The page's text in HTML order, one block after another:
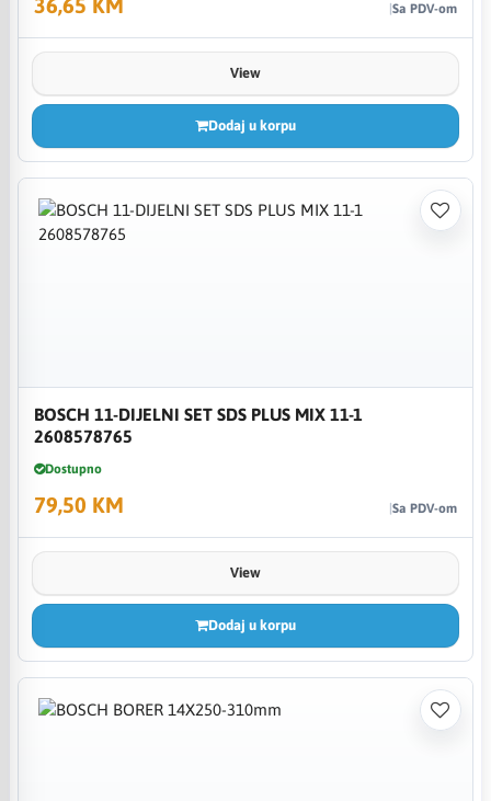
Sa PDV-om
View
Dodaj u korpu
BOSCH 11-DIJELNI SET SDS PLUS MIX 11-1
2608578765
Dostupno
79,50 KM Sa PDV-om
View
Dodaj u korpu